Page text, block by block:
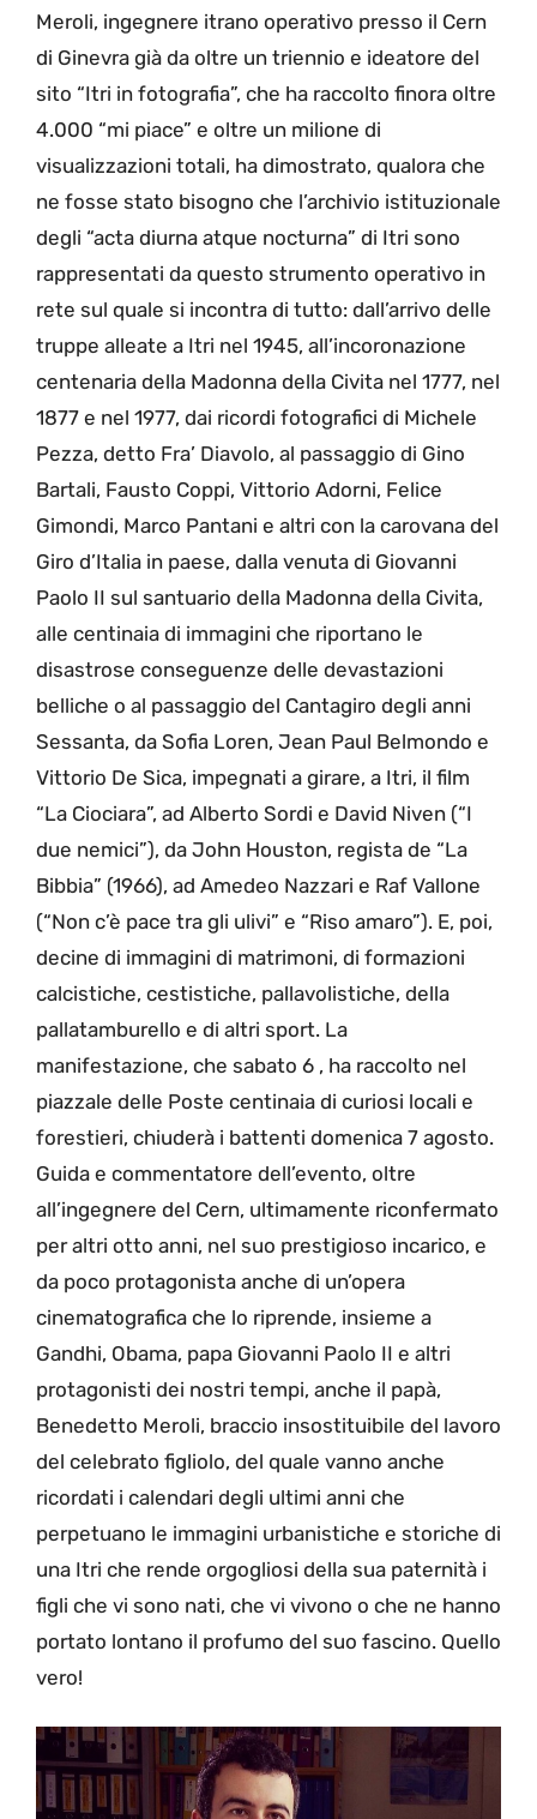
Meroli, ingegnere itrano operativo presso il Cern
di Ginevra già da oltre un triennio e ideatore del
sito “Itri in fotografia”, che ha raccolto finora oltre
4.000 “mi piace” e oltre un milione di
visualizzazioni totali, ha dimostrato, qualora che
ne fosse stato bisogno che l’archivio istituzionale
degli “acta diurna atque nocturna” di Itri sono
rappresentati da questo strumento operativo in
rete sul quale si incontra di tutto: dall’arrivo delle
truppe alleate a Itri nel 1945, all’incoronazione
centenaria della Madonna della Civita nel 1777, nel
1877 e nel 1977, dai ricordi fotografici di Michele
Pezza, detto Fra’ Diavolo, al passaggio di Gino
Bartali, Fausto Coppi, Vittorio Adorni, Felice
Gimondi, Marco Pantani e altri con la carovana del
Giro d’Italia in paese, dalla venuta di Giovanni
Paolo II sul santuario della Madonna della Civita,
alle centinaia di immagini che riportano le
disastrose conseguenze delle devastazioni
belliche o al passaggio del Cantagiro degli anni
Sessanta, da Sofia Loren, Jean Paul Belmondo e
Vittorio De Sica, impegnati a girare, a Itri, il film
“La Ciociara”, ad Alberto Sordi e David Niven (“I
due nemici”), da John Houston, regista de “La
Bibbia” (1966), ad Amedeo Nazzari e Raf Vallone
(“Non c’è pace tra gli ulivi” e “Riso amaro”). E, poi,
decine di immagini di matrimoni, di formazioni
calcistiche, cestistiche, pallavolistiche, della
pallatamburello e di altri sport. La
manifestazione, che sabato 6 , ha raccolto nel
piazzale delle Poste centinaia di curiosi locali e
forestieri, chiuderà i battenti domenica 7 agosto.
Guida e commentatore dell’evento, oltre
all’ingegnere del Cern, ultimamente riconfermato
per altri otto anni, nel suo prestigioso incarico, e
da poco protagonista anche di un’opera
cinematografica che lo riprende, insieme a
Gandhi, Obama, papa Giovanni Paolo II e altri
protagonisti dei nostri tempi, anche il papà,
Benedetto Meroli, braccio insostituibile del lavoro
del celebrato figliolo, del quale vanno anche
ricordati i calendari degli ultimi anni che
perpetuano le immagini urbanistiche e storiche di
una Itri che rende orgogliosi della sua paternità i
figli che vi sono nati, che vi vivono o che ne hanno
portato lontano il profumo del suo fascino. Quello
vero!